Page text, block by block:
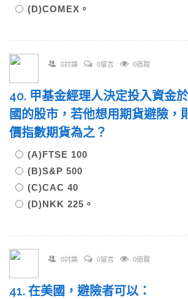
(D)COMEX。
0討論 0留言 0追蹤
40. 甲基金經理人決定投入資金
國的股市，若他想用期貨避險，
價指數期貨為之？
(A)FTSE 100
(B)S&P 500
(C)CAC 40
(D)NKK 225。
0討論 0留言 0追蹤
41. 在美國，避險者可以：